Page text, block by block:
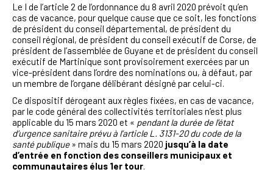
Le I de l’article 2 de l’ordonnance du 8 avril 2020 prévoit qu’en
cas de vacance, pour quelque cause que ce soit, les fonctions
de président du conseil départemental, de président du
conseil régional, de président du conseil exécutif de Corse, de
président de l’assemblée de Guyane et de président du conseil
exécutif de Martinique sont provisoirement exercées par un
vice-président dans l’ordre des nominations ou, à défaut, par
un membre de l’organe délibérant désigné par celui-ci.
Ce dispositif dérogeant aux règles fixées, en cas de vacance,
par le code général des collectivités territoriales n’est plus
applicable du 15 mars 2020 et « pendant la durée de l’état
d’urgence sanitaire prévu à l’article L. 3131-20 du code de la
santé publique» mais du 15 mars 2020 jusqu’à la date
d’entrée en fonction des conseillers municipaux et
communautaires élus 1er tour.